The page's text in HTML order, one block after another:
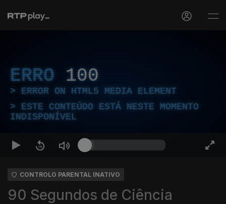
ERRO 100
ERROR ON HTML5 MEDIA ELEMENT
ESTE CONTEÚDO ESTÁ NESTE MOMENTO
INDISPONÍVEL
CONTROLO PARENTAL INATIVO
90 Segundos de Ciência